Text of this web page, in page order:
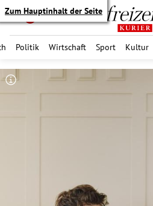
Zum Hauptinhalt der Seite
Politik Wirtschaft Sport Kultur